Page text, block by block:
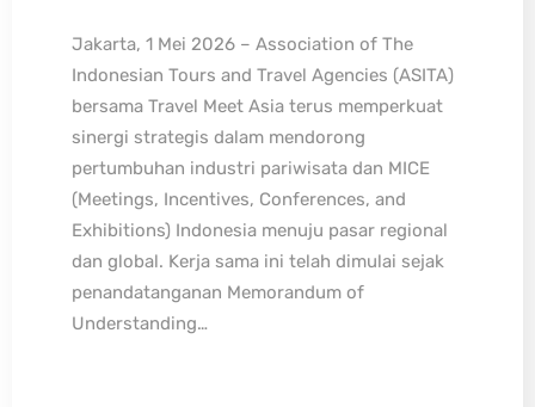
Jakarta, 1 Mei 2026 – Association of The
Indonesian Tours and Travel Agencies (ASITA)
bersama Travel Meet Asia terus memperkuat
sinergi strategis dalam mendorong
pertumbuhan industri pariwisata dan MICE
(Meetings, Incentives, Conferences, and
Exhibitions) Indonesia menuju pasar regional
dan global. Kerja sama ini telah dimulai sejak
penandatanganan Memorandum of
Understanding…